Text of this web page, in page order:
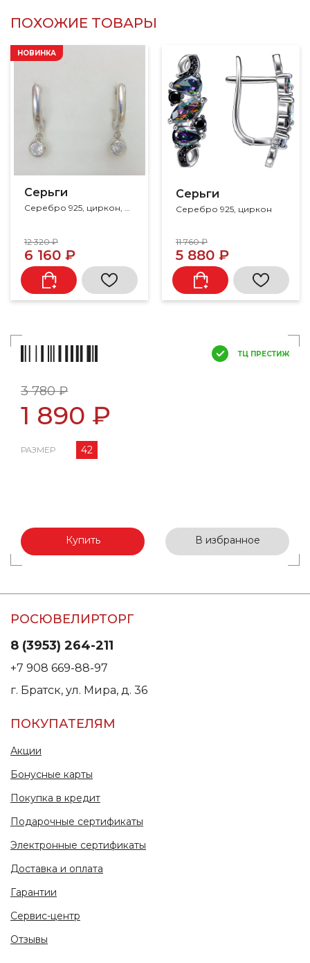
ПОХОЖИЕ ТОВАРЫ
Серьги
Серебро 925, циркон, цирконий
НОВИНКА
12 320 ₽
6 160 ₽
Серьги
Серебро 925, циркон
11 760 ₽
5 880 ₽
ТЦ ПРЕСТИЖ
3 780 ₽
1 890 ₽
РАЗМЕР 42
Купить В избранное
РОСЮВЕЛИРТОРГ
8 (3953) 264-211
+7 908 669-88-97
г. Братск, ул. Мира, д. 36
ПОКУПАТЕЛЯМ
Акции
Бонусные карты
Покупка в кредит
Подарочные сертификаты
Электронные сертификаты
Доставка и оплата
Гарантии
Сервис-центр
Отзывы